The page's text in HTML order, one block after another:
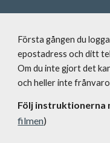
Första gången du
epostadress och ditt
Om du inte gjort det
och heller inte
Följ instruktionerna
filmen)